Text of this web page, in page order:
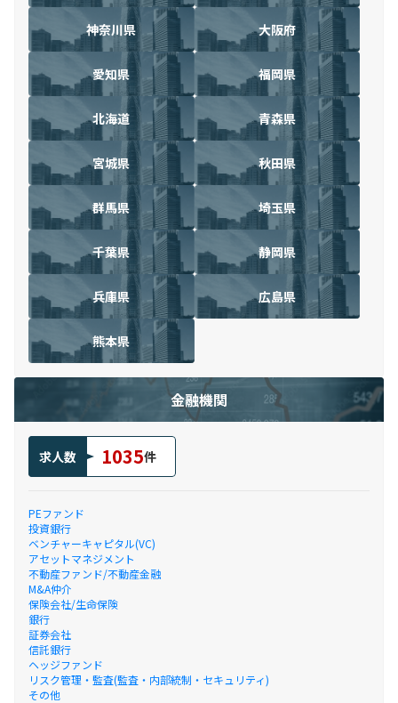
神奈川県 大阪府
愛知県 福岡県
北海道 青森県
宮城県 秋田県
群馬県 埼玉県
千葉県 静岡県
兵庫県 広島県
熊本県
金融機関
求人数 1035件
PEファンド
投資銀行
ベンチャーキャピタル(VC)
アセットマネジメント
不動産ファンド/不動産金融
M&A仲介
保険会社/生命保険
銀行
証券会社
信託銀行
ヘッジファンド
リスク管理・監査(監査・内部統制・セキュリティ)
その他